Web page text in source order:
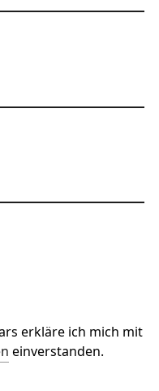
erkläre ich mich mit
einverstanden.